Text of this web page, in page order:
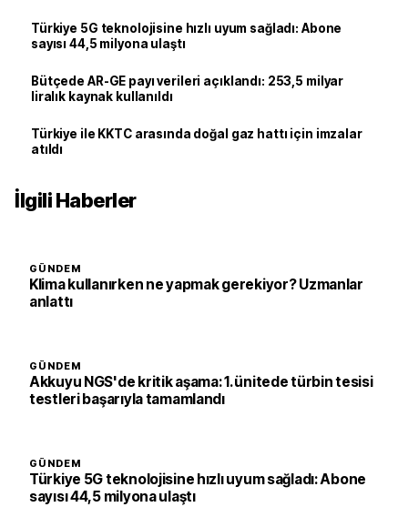
Türkiye 5G teknolojisine hızlı uyum sağladı: Abone
sayısı 44,5 milyona ulaştı
Bütçede AR-GE payı verileri açıklandı: 253,5 milyar
liralık kaynak kullanıldı
Türkiye ile KKTC arasında doğal gaz hattı için imzalar
atıldı
İlgili Haberler
GÜNDEM
Klima kullanırken ne yapmak gerekiyor? Uzmanlar
anlattı
GÜNDEM
Akkuyu NGS'de kritik aşama: 1. ünitede türbin tesisi
testleri başarıyla tamamlandı
GÜNDEM
Türkiye 5G teknolojisine hızlı uyum sağladı: Abone
sayısı 44,5 milyona ulaştı